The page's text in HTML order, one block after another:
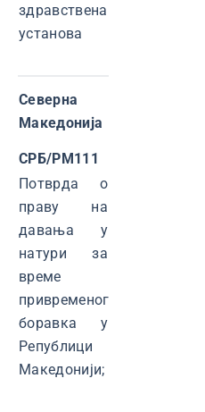
здравствена
установа
Северна
Македонија
СРБ/РМ111
Потврда о
праву на
давања у
натури за
време
привременог
боравка у
Републици
Македонији;